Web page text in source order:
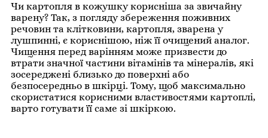
Чи картопля в кожушку корисніша за звичайну
варену? Так, з погляду збереження поживних
речовин та клітковини, картопля, зварена у
лушпинні, є кориснішою, ніж її очищений аналог.
Чищення перед варінням може призвести до
втрати значної частини вітамінів та мінералів, які
зосереджені близько до поверхні або
безпосередньо в шкірці. Тому, щоб максимально
скористатися корисними властивостями картоплі,
варто готувати її саме зі шкіркою.